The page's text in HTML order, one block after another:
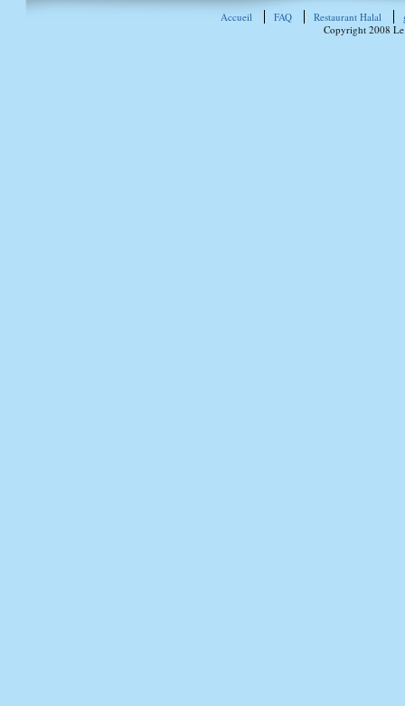
Accueil FAQ Restaurant Halal
Copyright 2008